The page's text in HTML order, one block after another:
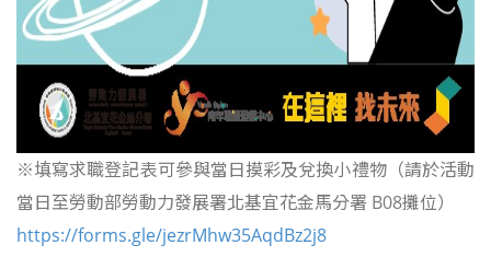
※填寫求職登記表可參與當日摸彩及兌換小禮物（請於活動
當日至勞動部勞動力發展署北基宜花金馬分署 B08攤位）
https://forms.gle/jezrMhw35AqdBz2j8